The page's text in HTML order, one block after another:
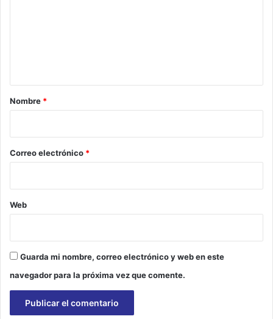
r
*
Nombre *
Correo electrónico *
Web
Guarda mi nombre, correo electrónico y web en este
navegador para la próxima vez que comente.